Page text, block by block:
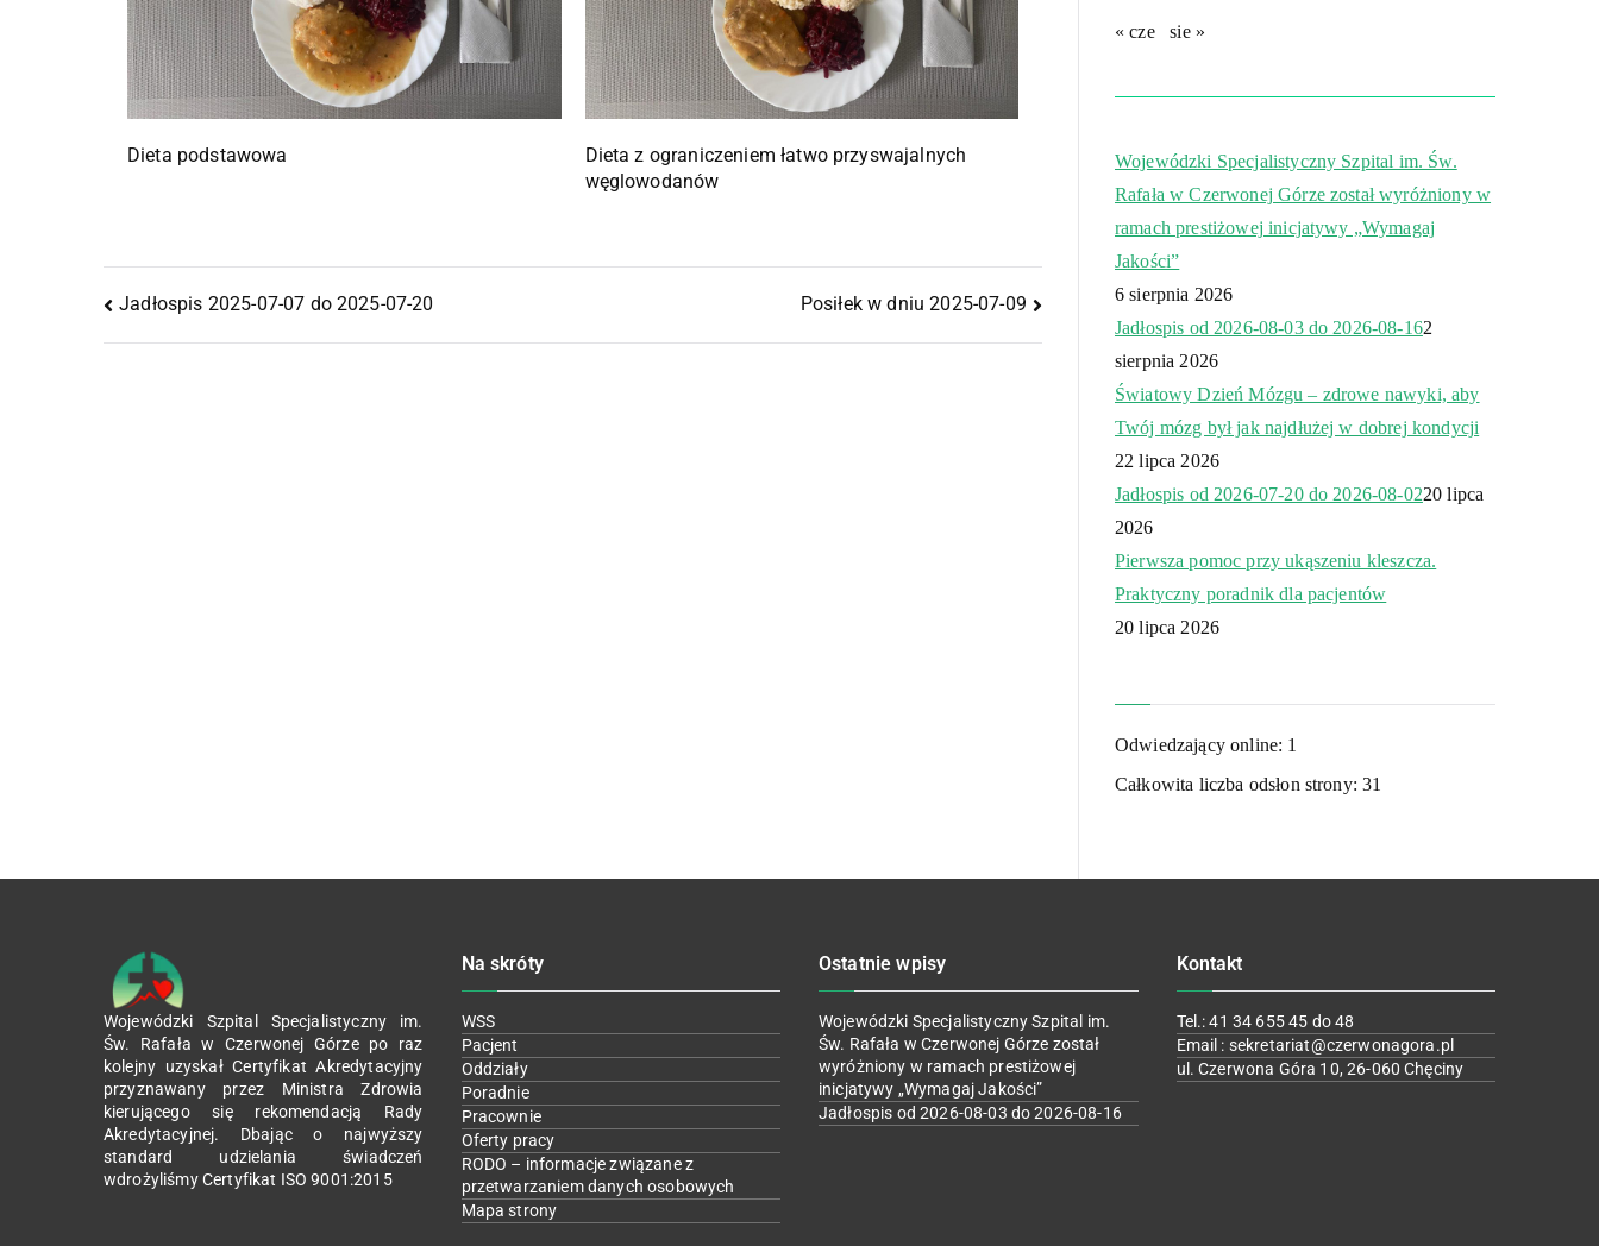
Dieta podstawowa
Dieta z ograniczeniem łatwo przyswajalnych
węglowodanów
Jadłospis 2025-07-07 do 2025-07-20 Posiłek w dniu 2025-07-09
« cze sie »
Wojewódzki Specjalistyczny Szpital im. Św.
Rafała w Czerwonej Górze został wyróżniony w
ramach prestiżowej inicjatywy „Wymagaj
Jakości”
6 sierpnia 2026
Jadłospis od 2026-08-03 do 2026-08-162
sierpnia 2026
Światowy Dzień Mózgu – zdrowe nawyki, aby
Twój mózg był jak najdłużej w dobrej kondycji
22 lipca 2026
Jadłospis od 2026-07-20 do 2026-08-0220 lipca
2026
Pierwsza pomoc przy ukąszeniu kleszcza.
Praktyczny poradnik dla pacjentów
20 lipca 2026
Odwiedzający online: 1
Całkowita liczba odsłon strony:31
Wojewódzki Szpital Specjalistyczny im.
Św. Rafała w Czerwonej Górze po raz
kolejny uzyskał Certyfikat Akredytacyjny
przyznawany przez Ministra Zdrowia
kierującego się rekomendacją Rady
Akredytacyjnej. Dbając o najwyższy
standard udzielania świadczeń
wdrożyliśmy Certyfikat ISO 9001:2015
Na skróty
WSS
Pacjent
Oddziały
Poradnie
Pracownie
Oferty pracy
RODO – informacje związane z
przetwarzaniem danych osobowych
Mapa strony
Ostatnie wpisy
Wojewódzki Specjalistyczny Szpital im.
Św. Rafała w Czerwonej Górze został
wyróżniony w ramach prestiżowej
inicjatywy „Wymagaj Jakości”
Jadłospis od 2026-08-03 do 2026-08-16
Kontakt
Tel.: 41 34 655 45 do 48
Email : sekretariat@czerwonagora.pl
ul. Czerwona Góra 10, 26-060 Chęciny